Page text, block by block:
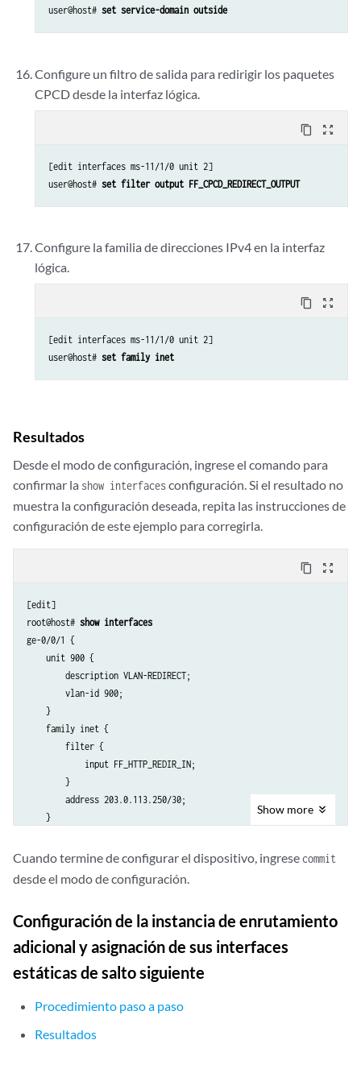
user@host# set service-domain outside
Configure un filtro de salida para redirigir los paquetes
CPCD desde la interfaz lógica.
content_copy zoom_out_map
[edit interfaces ms-11/1/0 unit 2]
user@host# set filter output FF_CPCD_REDIRECT_OUTPUT
Configure la familia de direcciones IPv4 en la interfaz
lógica.
content_copy zoom_out_map
[edit interfaces ms-11/1/0 unit 2]
user@host# set family inet
Resultados
Desde el modo de configuración, ingrese el comando para
confirmar la show interfacesconfiguración. Si el resultado no
muestra la configuración deseada, repita las instrucciones de
configuración de este ejemplo para corregirla.
content_copy zoom_out_map
[edit]
root@host# show interfaces
ge-0/0/1 {
    unit 900 {
        description VLAN-REDIRECT;
        vlan-id 900;
    }
    family inet {
        filter {
            input FF_HTTP_REDIR_IN;
        }
        address 203.0.113.250/30;
    }
ms-11/1/0 {
        inactivity-tcp-timeout 5;
        inactivity-non-tcp-timeout 5;
        session-timeout 5;
        tcp-tickles 0;
    unit 1 {
        family inet;
Show more
Cuando termine de configurar el dispositivo, ingrese commit
desde el modo de configuración.
Configuración de la instancia de enrutamiento
adicional y asignación de sus interfaces
estáticas de salto siguiente
Procedimiento paso a paso
Resultados